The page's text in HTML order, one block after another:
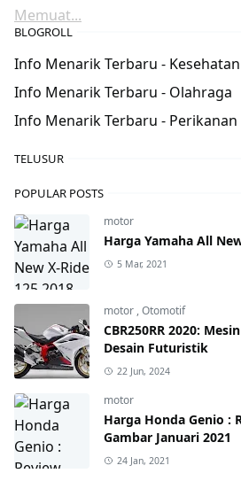
Memuat...
BLOGROLL
Info Menarik Terbaru - Kesehatan
Info Menarik Terbaru - Olahraga
Info Menarik Terbaru - Perikanan
TELUSUR
POPULAR POSTS
motor
Harga Yamaha All
5 Mar, 2021
motor ,Otomotif
CBR250RR 2020:
Desain Futuristik
22 Jun, 2024
motor
Harga Honda Genio :
Gambar Januari 2021
24 Jan, 2021